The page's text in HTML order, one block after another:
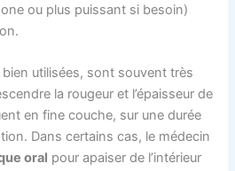
ou plus puissant si besoin)
bien utilisées, sont souvent très
la rougeur et l’épaisseur de
en fine couche, sur une durée
Dans certains cas, le médecin
oral pour apaiser de l’intérieur